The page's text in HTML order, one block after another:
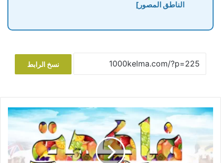
الناطق المصور]
نسخ الرابط
أسماء
الفاكهة
[القاموس